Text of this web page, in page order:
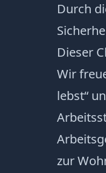
Durch
Dieser
Wir
lebst“
zur